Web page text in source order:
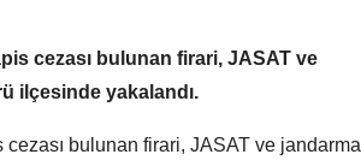
cezası bulunan firari, JASAT ve
ilçesinde yakalandı.
cezası bulunan firari, JASAT ve jandarma